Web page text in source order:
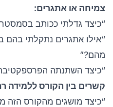
צמיחה או אתגרים:
“כיצד גדלתי ככותב
“אילו אתגרים נתקלתי בהם
מהם?”
“כיצד השתנתה הפרספקטיבה
קשרים בין הקורס ללמידה
“כיצד מושגים מהקורס הזה